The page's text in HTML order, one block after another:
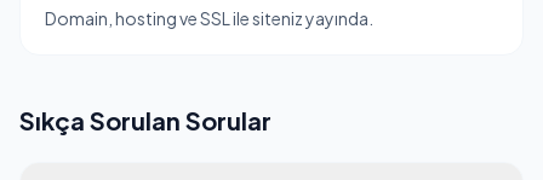
Domain, hosting ve SSL ile siteniz yayında.
Sıkça Sorulan Sorular